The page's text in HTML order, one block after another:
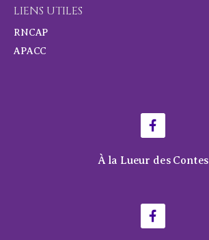
LIENS UTILES
RNCAP
APACC
À la Lueur des Contes